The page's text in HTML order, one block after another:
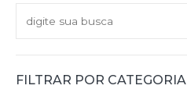
FILTRAR POR CATEGORIA